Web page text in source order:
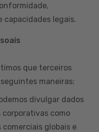
capacidades legais.
que terceiros
maneiras:
divulgar dados
corporativas como
comerciais globais e